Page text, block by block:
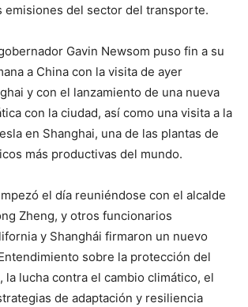
emisiones del sector del transporte.
Gavin Newsom puso fin a su
a China con la visita de ayer
y con el lanzamiento de una nueva
con la ciudad, así como una visita a la
en Shanghai, una de las plantas de
más productivas del mundo.
el día reuniéndose con el alcalde
Zheng, y otros funcionarios
y Shanghái firmaron un nuevo
sobre la protección del
la lucha contra el cambio climático, el
de adaptación y resiliencia